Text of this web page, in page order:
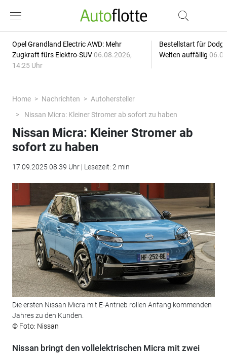
Opel Grandland Electric AWD: Mehr
Zugkraft fürs Elektro-SUV 06.08.2026,
14:25 Uhr
Bestellstart für
Welten auffällig
Home Nachrichten
Autohersteller
Nissan Micra: Kleiner Stromer ab sofort zu haben
Nissan Micra: Kleiner Stromer ab
sofort zu haben
17.09.2025 08:39 Uhr | Lesezeit: 2 min
Die ersten Nissan Micra mit E-Antrieb rollen Anfang kommenden
Jahres zu den Kunden.
© Foto: Nissan
Nissan bringt den vollelektrischen Micra mit zwei